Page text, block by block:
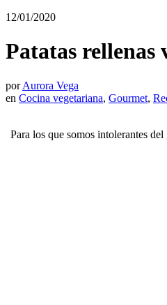
12/01/2020
Patatas rellenas
porAurora Vega
en Cocina vegetariana, Gourmet,
Para los que somos intolerantes